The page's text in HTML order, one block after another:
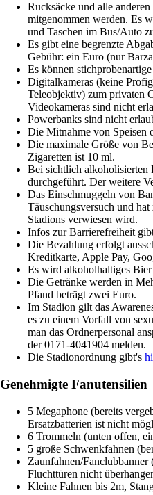
Rucksäcke und alle
mitgenommen werden. Es
und Taschen im Bus/Auto
Es gibt eine begrenzte
Gebühr: ein Euro (nur
Es können
Digitalkameras (keine
Teleobjektiv) zum privaten
Videokameras sind nicht
Powerbanks sind nicht
Die Mitnahme von Speisen
Die maximale Größe von
Zigaretten ist 10 ml.
Bei sichtlich alkoholisierten
durchgeführt. Der weitere
Das Einschmuggeln von
Täuschungsversuch und
Stadions verwiesen wird.
Infos zur Barrierefreiheit
Die Bezahlung erfolgt
Kreditkarte, Apple Pay,
Es wird alkoholhaltiges Bier
Die Getränke werden in
Pfand beträgt zwei Euro.
Im Stadion gilt das
es zu einem Vorfall von
man das Ordnerpersonal
der 0171-4041904 melden.
Die Stadionordnung gibt's
Genehmigte Fanutensilien
5 Megaphone (bereits
Ersatzbatterien ist nicht
6 Trommeln (unten offen,
5 große Schwenkfahnen
Zaunfahnen/Fanclubbanner
Fluchttüren nicht
Kleine Fahnen bis 2m,